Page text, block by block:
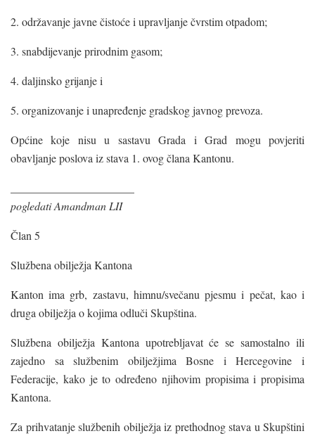
2. održavanje javne čistoće i upravljanje čvrstim otpadom;
3. snabdijevanje prirodnim gasom;
4. daljinsko grijanje i
5. organizovanje i unapređenje gradskog javnog prevoza.
Općine koje nisu u sastavu Grada i Grad mogu povjeriti
obavljanje poslova iz stava 1. ovog člana Kantonu.
pogledati Amandman LII
Član 5
Službena obilježja Kantona
Kanton ima grb, zastavu, himnu/svečanu pjesmu i pečat, kao i
druga obilježja o kojima odluči Skupština.
Službena obilježja Kantona upotrebljavat će se samostalno ili
zajedno sa službenim obilježjima Bosne i Hercegovine i
Federacije, kako je to određeno njihovim propisima i propisima
Kantona.
Za prihvatanje službenih obilježja iz prethodnog stava u Skupštini